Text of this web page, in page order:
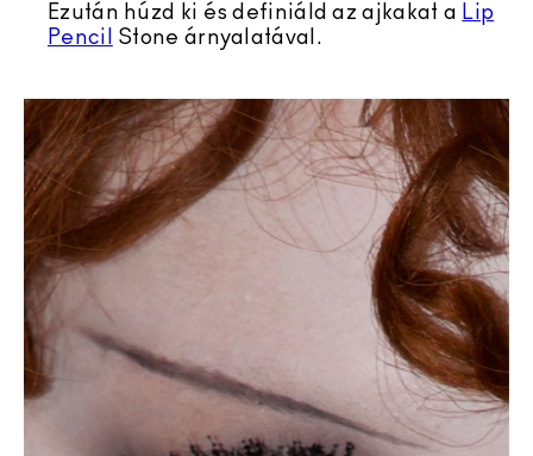
Ezután húzd ki és definiáld az ajkakat a Lip
Pencil
Stone árnyalatával.